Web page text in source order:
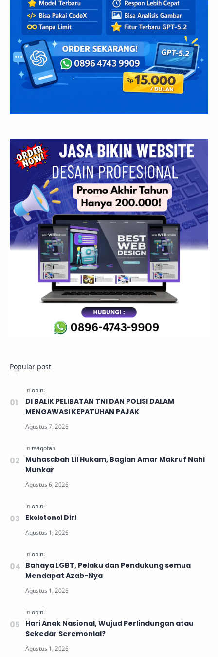
Popular post
DI BALIK PELIBATAN TNI DAN POLISI DALAM
MENGAWASI KEPATUHAN PAJAK
Muhasabah Lil Hukam, Bagian Amar Makruf Nahi
Munkar
Eksistensi Diri
Bahaya LGBT, Pelaku dan Pendukung semua
Mendapat Azab-Nya
Hari Anak Nasional, Wujud Perlindungan atau
Sekedar Seremonial?